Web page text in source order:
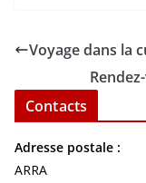
Voyage dans la
Contacts
Adresse postale :
ARRA